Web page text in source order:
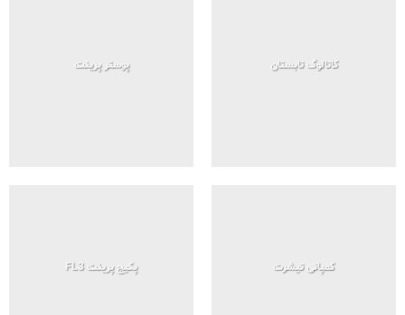
کاتالوگ تابستان پوستر پرینت
کمپانی تیشرت پکیج پرینت FL3